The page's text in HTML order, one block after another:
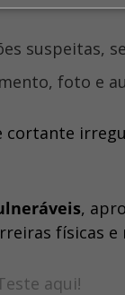
suspeitas,
foto e
cortante
,
físicas
aqui!